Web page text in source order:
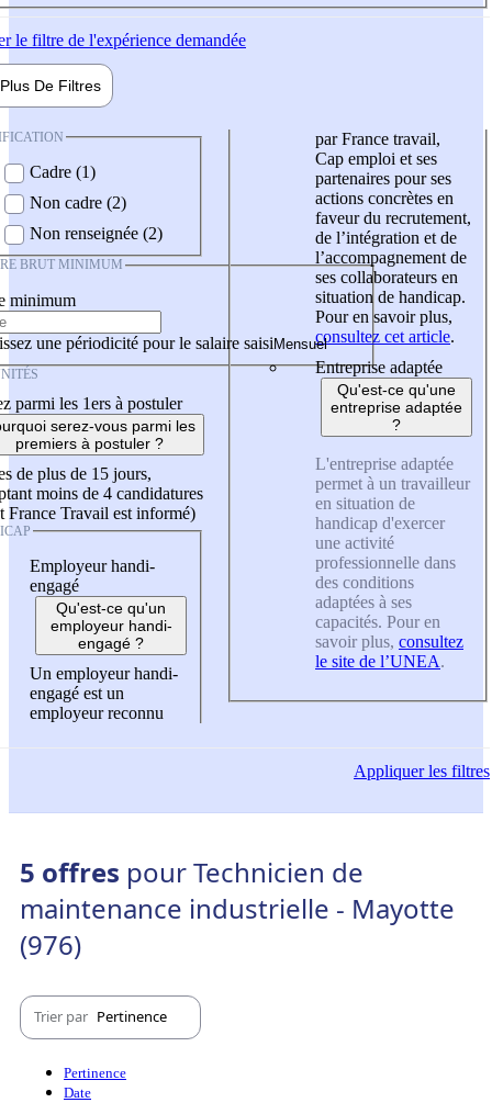
le filtre de l'expérience demandée
Plus De Filtres
Cadre (1)
Non cadre (2)
Non renseignée (2)
BRUT MINIMUM
minimum
une périodicité pour le salaire saisi
parmi les 1ers à postuler
serez-vous parmi les
premiers à postuler ?
de plus de 15 jours,
moins de 4 candidatures
France Travail est informé)
Employeur handi-
engagé
Qu'est-ce qu'un
employeur handi-
engagé ?
Un employeur handi-
engagé est un
employeur reconnu
par France travail,
Cap emploi et ses
partenaires pour ses
actions concrètes en
faveur du recrutement,
de l’intégration et de
l’accompagnement de
ses collaborateurs en
situation de handicap.
Pour en savoir plus,
consultez cet article.
Entreprise adaptée
Qu'est-ce qu'une
entreprise adaptée
?
L'entreprise adaptée
permet à un travailleur
en situation de
handicap d'exercer
une activité
professionnelle dans
des conditions
adaptées à ses
capacités. Pour en
savoir plus, consultez
le site de l’UNEA.
Appliquerles filtres
5 offres pour Technicien de
maintenance industrielle - Mayotte
(976)
Trier par Pertinence
Pertinence
Date